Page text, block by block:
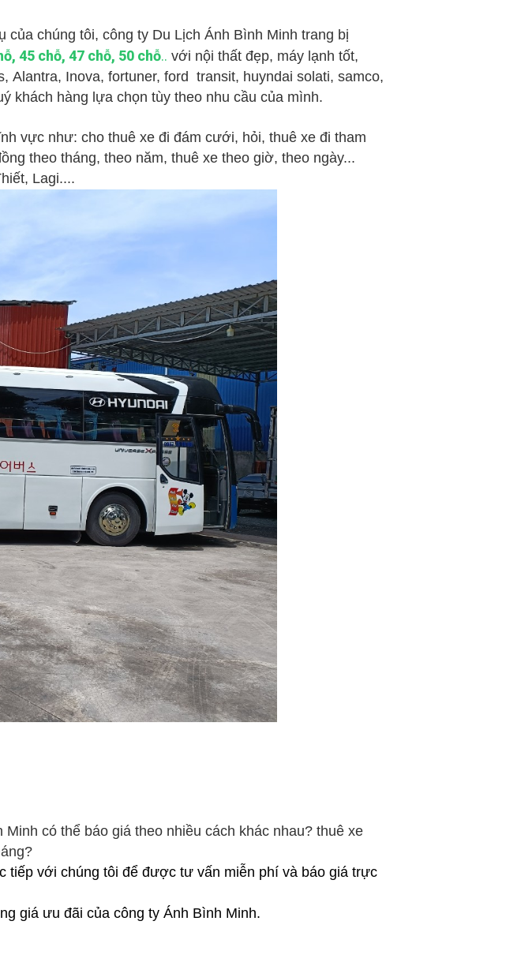
chúng tôi, công ty Du Lịch Ánh Bình Minh trang bị
45 chỗ, 47 chỗ, 50 chỗ.. với nội thất đẹp, máy lạnh tốt,
Alantra, Inova, fortuner, ford transit, huyndai solati, samco,
khách hàng lựa chọn tùy theo nhu cầu của mình.
vực như: cho thuê xe đi đám cưới, hỏi, thuê xe đi tham
theo tháng, theo năm, thuê xe theo giờ, theo ngày...
Lagi....
có thể báo giá theo nhiều cách khác nhau? thuê xe
tiếp với chúng tôi để được tư vấn miễn phí và báo giá trực
giá ưu đãi của công ty Ánh Bình Minh.